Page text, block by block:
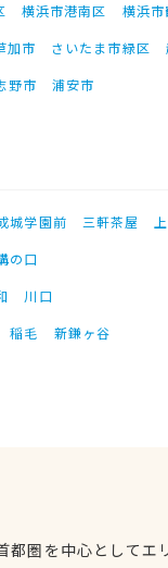
横浜市港南区 横浜市
加市 さいたま市緑区
野市 浦安市
城学園前 三軒茶屋
の口
川口
稲毛 新鎌ヶ谷
都圏を中心として